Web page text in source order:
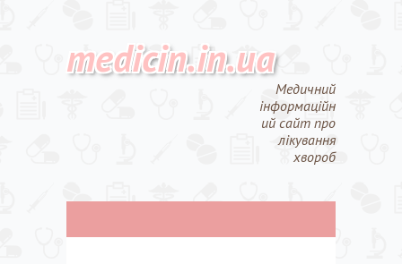
medicin.in.ua
Медичний
інформаційн
ий сайт про
лікування
хвороб